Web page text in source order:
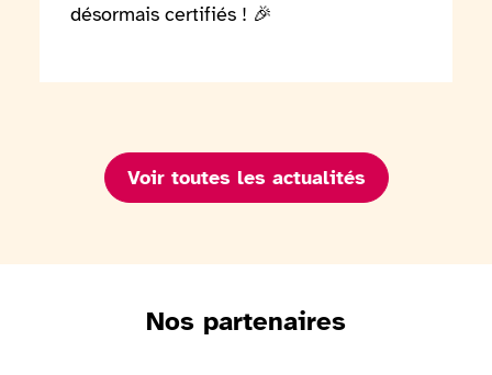
désormais certifiés ! 🎉
Voir toutes les actualités
Nos partenaires